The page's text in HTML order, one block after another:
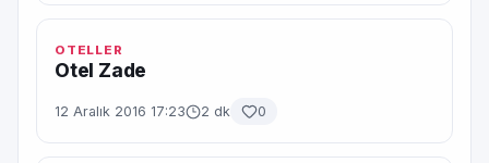
OTELLER
Otel Zade
12 Aralık 2016 17:23 2 dk 0